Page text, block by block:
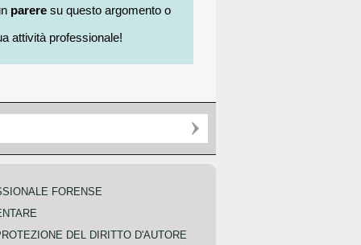
pareresu questo argomento o
attività professionale!
FORENSE
DEL DIRITTO D'AUTORE